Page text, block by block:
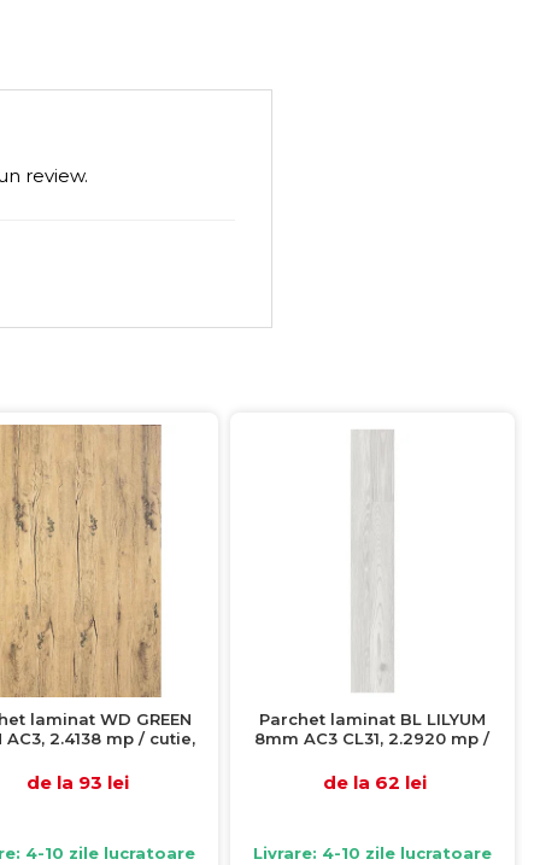
review.
laminat WD GREEN
AC3, 2.4138 mp / cutie,
de la 93 lei
4-10 zile lucratoare
Parchet laminat BL LILYUM
8mm AC3 CL31, 2.2920 mp /
de la 62 lei
Livrare: 4-10 zile lucratoare